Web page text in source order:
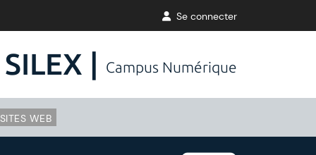
Se connecter
SILEX | Campus Numérique
WEB